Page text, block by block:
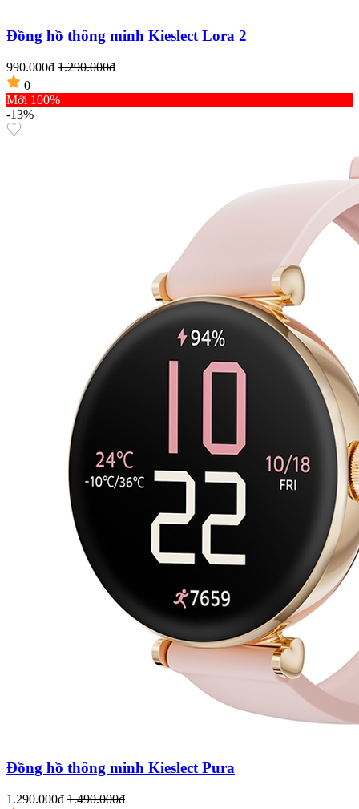
Đồng hồ thông minh Kieslect Lora 2
990.000đ 1.290.000đ
0
Mới 100%
-13%
Đồng hồ thông minh Kieslect Pura
1.290.000đ 1.490.000đ